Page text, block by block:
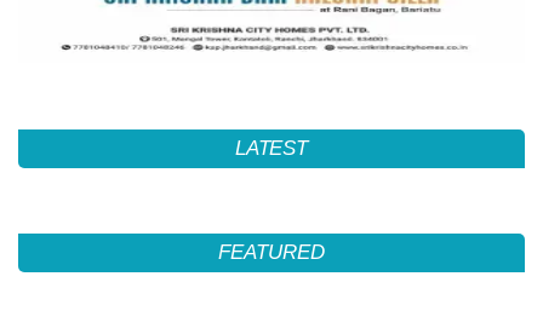
LATEST
FEATURED